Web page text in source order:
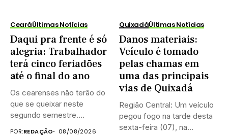
CearáÚltimas Notícias
Daqui pra frente é só
alegria: Trabalhador
terá cinco feriadões
até o final do ano
Os cearenses não terão do
que se queixar neste
segundo semestre.
POR:REDAÇÃO 08/08/2026
QuixadáÚltimas Notícias
Danos materiais:
Veículo é tomado
pelas chamas em
uma das principais
vias de Quixadá
Região Central: Um veículo
pegou fogo na tarde desta
sexta-feira (07), na...